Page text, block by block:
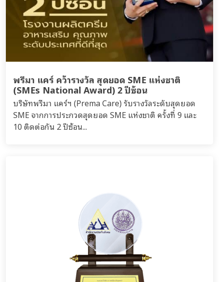
พรีมา แคร์ คว้ารางวัล สุดยอด SME แห่งชาติ
(SMEs National Award) 2 ปีซ้อน
บริษัทพรีมา แคร์ฯ (Prema Care) รับรางวัลระดับสุดยอด
SME จากการประกวดสุดยอด SME แห่งชาติ ครั้งที่ 9 และ
10 ติดต่อกัน 2 ปีซ้อน...